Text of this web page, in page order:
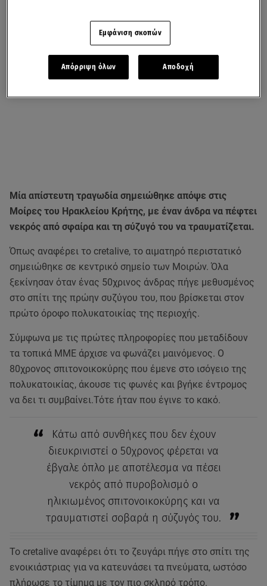
Μία απίστευτη τραγωδία σημειώθηκε απόψε στις
Μοίρες του Ηρακλείου Κρήτης, με έναν άνδρα να πέφτει
νεκρός από σφαίρα και τη σύζυγό του να τραυματίζεται.
Όπως αναφέρει το cretalive, το αιματηρό περιστατικό
σημειώθηκε σε κεντρικό σημείο των Μοιρών. Όλα
ξεκίνησαν όταν ένας 50χρινος άνδρας πήγε μεθυσμένος
στο σπίτι της πρώην συζύγου του, που βρίσκεται στον
πρώτο όροφο πολυκατοικίας της περιοχής.
Σύμφωνα με τις πρώτες πληροφορίες που μεταδίδουν
τα τοπικά ΜΜΕ άρχισε να φωνάζει μαινόμενος. Ο
80χρονος σπιτονοικοκύρης που έμενε στο ισόγειο της
πολυκατοικίας, άκουσε τις φωνές και βγήκε έντρομος
να δει τι συμβαίνει.Τότε ήταν που έγινε το κακό.
Κάτω από συνθήκες που δεν έχουν
διευκρινιστεί ο 50χρονος φέρεται να
έβγαλε όπλο με αποτέλεσμα να πέσει
νεκρός από πυροβολισμό ο
ηλικιωμένος σπιτονοικοκύρης και να
τραυματιστεί σοβαρά η σύζυγός του.
Το cretalive αναφέρει ότι το ζευγάρι πήγε στο σπίτι της
ενοικιάστριας για να κατευνάσει τα πνεύματα, ωστόσο
πλήρωσε το τίμημα με τον πιο σκληρό τρόπο.
Εμφάνιση σκοπών
Απόρριψη όλων Αποδοχή